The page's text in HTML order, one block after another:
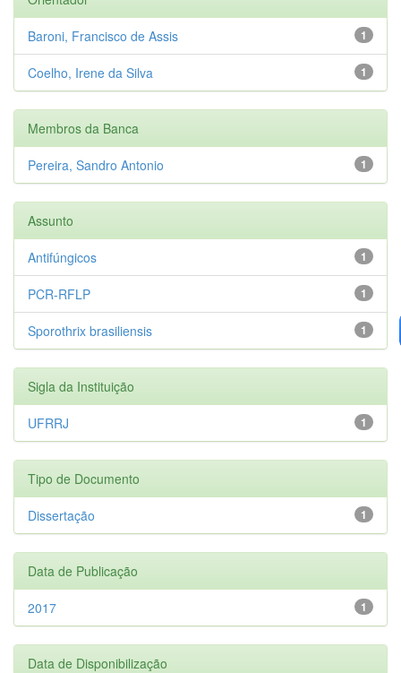
1
Baroni, Francisco de Assis
1
Coelho, Irene da Silva
Membros da Banca
1
Pereira, Sandro Antonio
Assunto
1
Antifúngicos
1
PCR-RFLP
1
Sporothrix brasiliensis
Sigla da Instituição
1
UFRRJ
Tipo de Documento
1
Dissertação
Data de Publicação
1
2017
Data de Disponibilização